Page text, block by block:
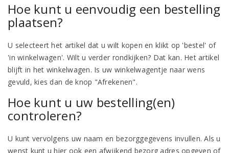
Hoe kunt u eenvoudig een bestelling
plaatsen?
U selecteert het artikel dat u wilt kopen en klikt op 'bestel' of
'in winkelwagen'. Wilt u verder rondkijken? Dat kan. Het artikel
blijft in het winkelwagen. Is uw winkelwagentje naar wens
gevuld, kies dan de knop "Afrekenen".
Hoe kunt u uw bestelling(en)
controleren?
U kunt vervolgens uw naam en bezorggegevens invullen. Als u
wenst kunt u hier ook een afwijkend bezorg adres opgeven of